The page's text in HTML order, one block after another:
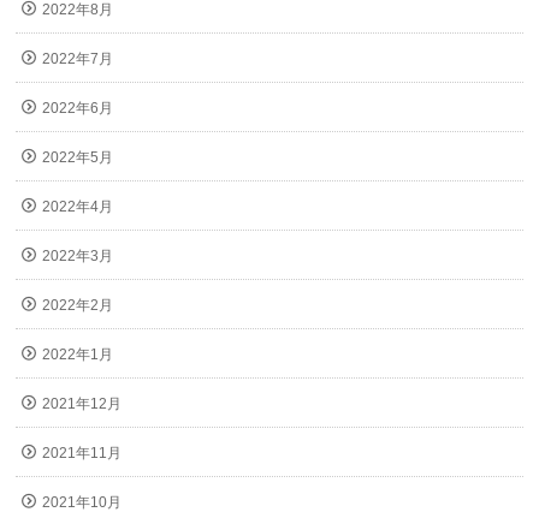
2022年8月
2022年7月
2022年6月
2022年5月
2022年4月
2022年3月
2022年2月
2022年1月
2021年12月
2021年11月
2021年10月